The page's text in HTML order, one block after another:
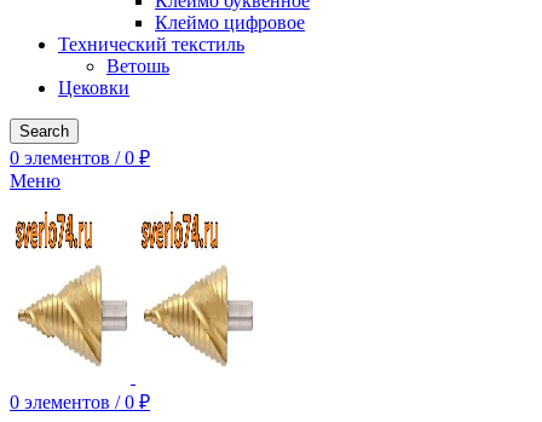
Клеймо цифровое
Технический текстиль
Ветошь
Цековки
Search
0 элементов / 0 ₽
Меню
0 элементов / 0 ₽